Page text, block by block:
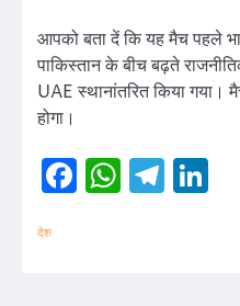
आपको बता दें कि यह मैच पहले
पाकिस्तान के बीच बढ़ते
UAE स्थानांतरित किया गया।
होगा।
Facebook
देश